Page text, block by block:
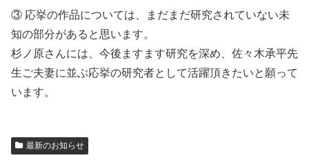
③ 応挙の作品については、まだまだ研究されていない未
知の部分があると思います。
杉ノ原さんには、今後ますます研究を深め、佐々木承平先
生ご夫妻に並ぶ応挙の研究者として活躍頂きたいと願って
います。
最新のお知らせ